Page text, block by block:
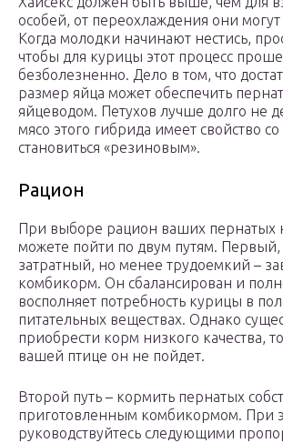
особей, от переохлаждения они могут
Когда молодки начинают нестись,
чтобы для курицы этот процесс
безболезненно. Дело в том, что
размер яйца может обеспечить
яйцеводом. Петухов лучше долго не
мясо этого гибрида имеет свойство
становиться «резиновым».
Рацион
При выборе рацион ваших пернатых
можете пойти по двум путям. Первый,
затратный, но менее трудоемкий –
комбикорм. Он сбалансирован и
восполняет потребность курицы в
питательных веществах. Однако
приобрести корм низкого качества,
вашей птице он не пойдет.
Второй путь – кормить пернатых
приготовленным комбикормом. При
руководствуйтесь следующими